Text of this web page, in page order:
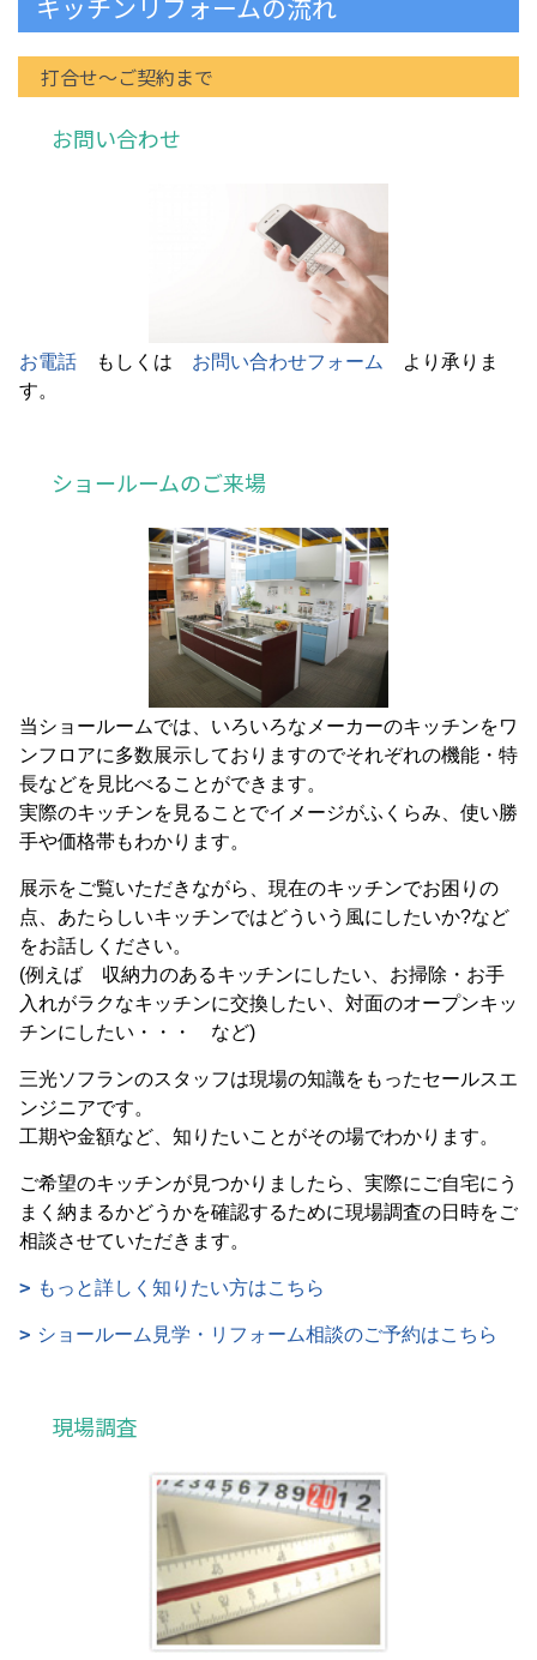
打合せ～ご契約まで
お問い合わせ
お電話 もしくは お問い合わせフォーム
より承りま
す。
ショールームのご来場
当ショールームでは、いろいろなメーカーのキッチンをワ
ンフロアに多数展示しておりますのでそれぞれの機能・特
長などを見比べることができます。
実際のキッチンを見ることでイメージがふくらみ、使い勝
手や価格帯もわかります。
展示をご覧いただきながら、現在のキッチンでお困りの
点、あたらしいキッチンではどういう風にしたいか?など
をお話しください。
(例えば 収納力のあるキッチンにしたい、お掃除・お手
入れがラクなキッチンに交換したい、対面のオープンキッ
チンにしたい・・・ など)
三光ソフランのスタッフは現場の知識をもったセールスエ
ンジニアです。
工期や金額など、知りたいことがその場でわかります。
ご希望のキッチンが見つかりましたら、実際にご自宅にう
まく納まるかどうかを確認するために現場調査の日時をご
相談させていただきます。
もっと詳しく知りたい方はこちら
ショールーム見学・リフォーム相談のご予約はこちら
現場調査